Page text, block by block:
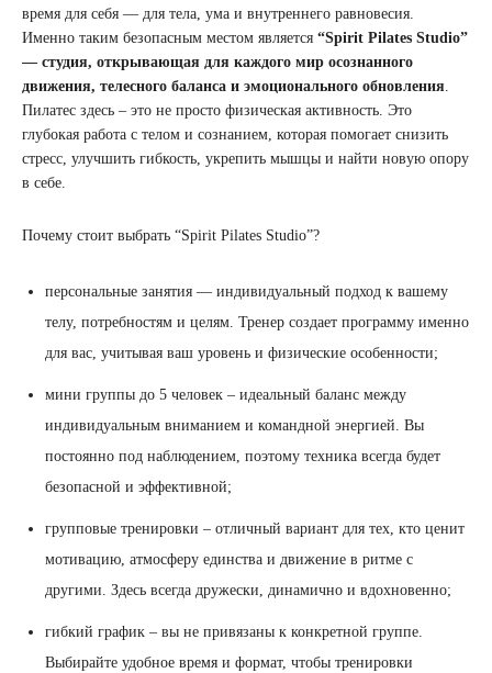
время для себя — для тела, ума и внутреннего равновесия.
Именно таким безопасным местом является “Spirit Pilates Studio”
— студия, открывающая для каждого мир осознанного
движения, телесного баланса и эмоционального обновления.
Пилатес здесь – это не просто физическая активность. Это
глубокая работа с телом и сознанием, которая помогает снизить
стресс, улучшить гибкость, укрепить мышцы и найти новую опору
в себе.
Почему стоит выбрать “Spirit Pilates Studio”?
персональные занятия — индивидуальный подход к вашему
телу, потребностям и целям. Тренер создает программу именно
для вас, учитывая ваш уровень и физические особенности;
мини группы до 5 человек – идеальный баланс между
индивидуальным вниманием и командной энергией. Вы
постоянно под наблюдением, поэтому техника всегда будет
безопасной и эффективной;
групповые тренировки – отличный вариант для тех, кто ценит
мотивацию, атмосферу единства и движение в ритме с
другими. Здесь всегда дружески, динамично и вдохновенно;
гибкий график – вы не привязаны к конкретной группе.
Выбирайте удобное время и формат, чтобы тренировки